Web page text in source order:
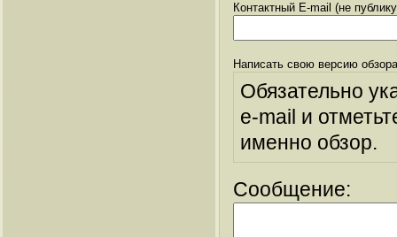
Контактный E-mail (не
Написать свою версию
Обязательно
e-mail и
именно обзор.
Сообщение: